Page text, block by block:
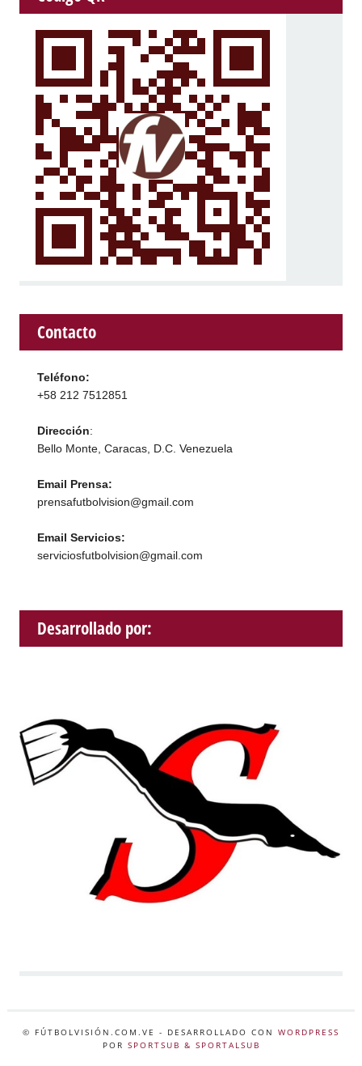
Contacto
Teléfono:
+58 212 7512851
Dirección:
Bello Monte, Caracas, D.C. Venezuela
Email Prensa:
prensafutbolvision@gmail.com
Email Servicios:
serviciosfutbolvision@gmail.com
Desarrollado por:
© FÚTBOLVISIÓN.COM.VE - DESARROLLADO CON WORDPRESS
POR SPORTSUB & SPORTALSUB